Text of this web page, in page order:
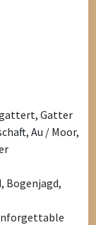
Gatter
Au / Moor,
Bogenjagd,